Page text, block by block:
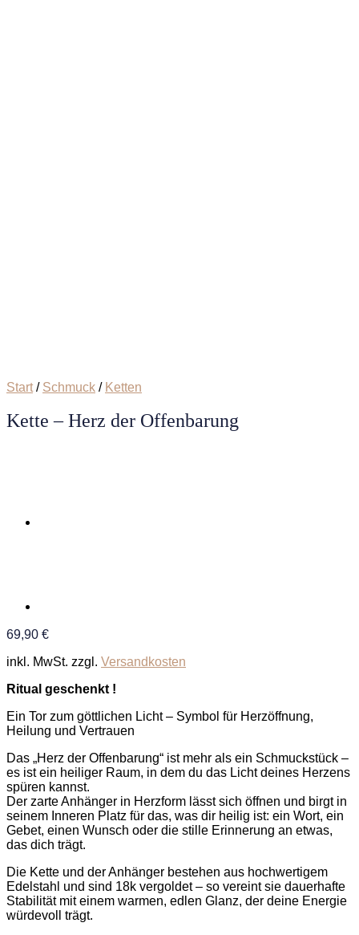
Start / Schmuck / Ketten
Kette – Herz der Offenbarung
69,90 €
inkl. MwSt. zzgl. Versandkosten
Ritual geschenkt !
Ein Tor zum göttlichen Licht – Symbol für Herzöffnung,
Heilung und Vertrauen
Das „Herz der Offenbarung“ ist mehr als ein Schmuckstück –
es ist ein heiliger Raum, in dem du das Licht deines Herzens
spüren kannst.
Der zarte Anhänger in Herzform lässt sich öffnen und birgt in
seinem Inneren Platz für das, was dir heilig ist: ein Wort, ein
Gebet, einen Wunsch oder die stille Erinnerung an etwas,
das dich trägt.
Die Kette und der Anhänger bestehen aus hochwertigem
Edelstahl und sind 18k vergoldet – so vereint sie dauerhafte
Stabilität mit einem warmen, edlen Glanz, der deine Energie
würdevoll trägt.